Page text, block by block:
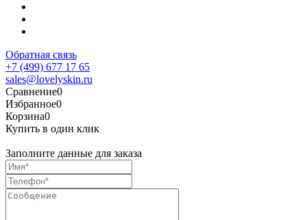
Обратная связь
+7 (499) 677 17 65
sales@lovelyskin.ru
Сравнение0
Избранное0
Корзина0
Купить в один клик
Заполните данные для заказа